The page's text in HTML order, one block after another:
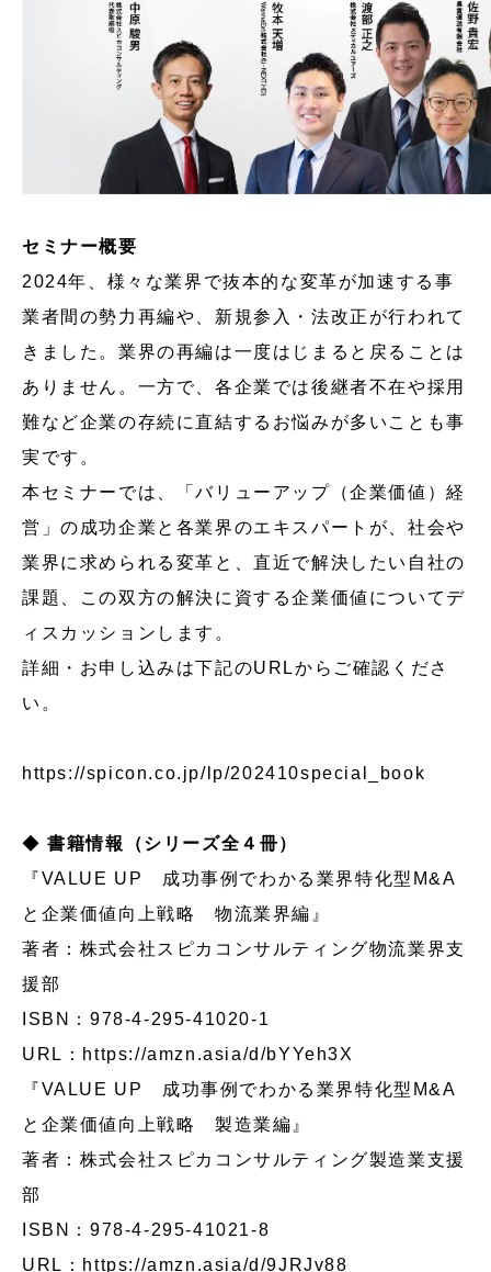
セミナー概要
2024年、様々な業界で抜本的な変革が加速する事
業者間の勢力再編や、新規参入・法改正が行われて
きました。業界の再編は一度はじまると戻ることは
ありません。一方で、各企業では後継者不在や採用
難など企業の存続に直結するお悩みが多いことも事
実です。
本セミナーでは、「バリューアップ（企業価値）経
営」の成功企業と各業界のエキスパートが、社会や
業界に求められる変革と、直近で解決したい自社の
課題、この双方の解決に資する企業価値についてデ
ィスカッションします。
詳細・お申し込みは下記のURLからご確認くださ
い。
https://spicon.co.jp/lp/202410special_book
◆書籍情報（シリーズ全４冊）
『VALUE UP 成功事例でわかる業界特化型M&A
と企業価値向上戦略 物流業界編』
著者：株式会社スピカコンサルティング物流業界支
援部
ISBN：978-4-295-41020-1
URL： https://amzn.asia/d/bYYeh3X
『VALUE UP 成功事例でわかる業界特化型M&A
と企業価値向上戦略 製造業編』
著者：株式会社スピカコンサルティング製造業支援
部
ISBN：978-4-295-41021-8
URL： https://amzn.asia/d/9JRJv88